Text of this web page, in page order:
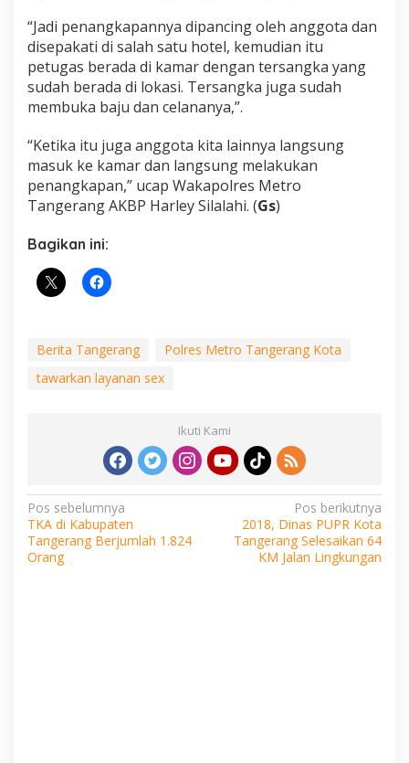
“Jadi penangkapannya dipancing oleh anggota dan
disepakati di salah satu hotel, kemudian itu
petugas berada di kamar dengan tersangka yang
sudah berada di lokasi. Tersangka juga sudah
membuka baju dan celananya,”.
“Ketika itu juga anggota kita lainnya langsung
masuk ke kamar dan langsung melakukan
penangkapan,” ucap Wakapolres Metro
Tangerang AKBP Harley Silalahi. (Gs)
Bagikan ini:
Berita Tangerang
Polres Metro Tangerang Kota
tawarkan layanan sex
Ikuti Kami
Navigasi
pos
Pos sebelumnya
TKA di Kabupaten
Tangerang Berjumlah 1.824
Orang
Pos berikutnya
2018, Dinas PUPR Kota
Tangerang Selesaikan 64
KM Jalan Lingkungan